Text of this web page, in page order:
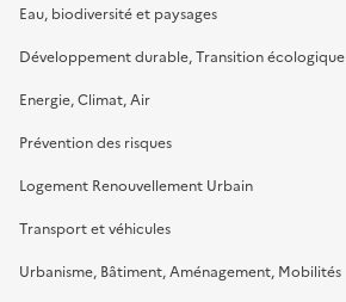
Eau, biodiversité et paysages
Développement durable, Transition écologique
Energie, Climat, Air
Prévention des risques
Logement Renouvellement Urbain
Transport et véhicules
Urbanisme, Bâtiment, Aménagement, Mobilités